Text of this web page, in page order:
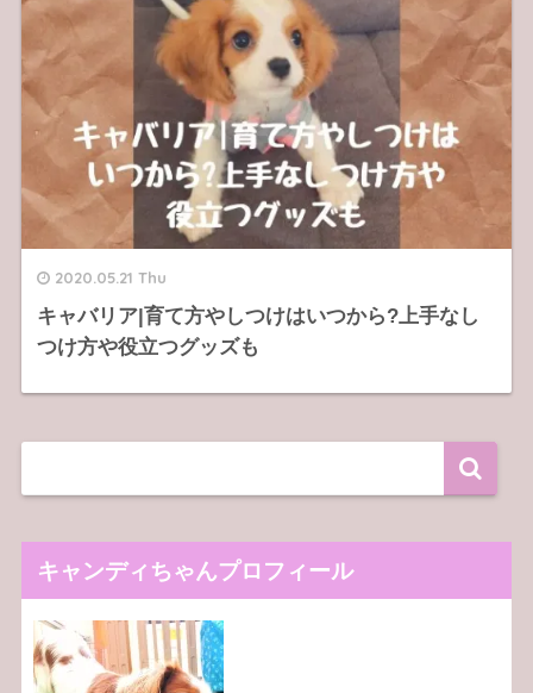
2020.05.21 Thu
キャバリア|育て方やしつけはいつから?上手なし
つけ方や役立つグッズも
キャンディちゃんプロフィール